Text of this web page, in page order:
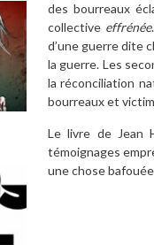
des bourreaux
collective effrénée
d’une guerre dite
la guerre. Les
la réconciliation
bourreaux et
Le livre de Jean
témoignages
une chose